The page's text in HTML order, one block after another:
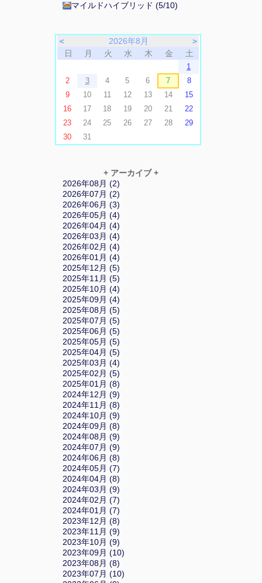
マイルドハイブリッド (5/10)
＜ 2026年8月
＞
日
月 火 水 木 金 土
1
2
3 4 5 6 7
8
9
10 11 12 13 14
15
16
17 18 19 20 21
22
23
24 25 26 27 28
29
30
31
+ アーカイブ +
2026年08月 (2)
2026年07月 (2)
2026年06月 (3)
2026年05月 (4)
2026年04月 (4)
2026年03月 (4)
2026年02月 (4)
2026年01月 (4)
2025年12月 (5)
2025年11月 (5)
2025年10月 (4)
2025年09月 (4)
2025年08月 (5)
2025年07月 (5)
2025年06月 (5)
2025年05月 (5)
2025年04月 (5)
2025年03月 (4)
2025年02月 (5)
2025年01月 (8)
2024年12月 (9)
2024年11月 (8)
2024年10月 (9)
2024年09月 (8)
2024年08月 (9)
2024年07月 (9)
2024年06月 (8)
2024年05月 (7)
2024年04月 (8)
2024年03月 (9)
2024年02月 (7)
2024年01月 (7)
2023年12月 (8)
2023年11月 (9)
2023年10月 (9)
2023年09月 (10)
2023年08月 (8)
2023年07月 (10)